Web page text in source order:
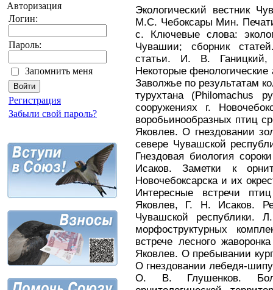
Авторизация
Логин:
Пароль:
Запомнить меня
Регистрация
Забыли свой пароль?
Экологический вестник
М.С. Чебоксары Мин.
с. Ключевые слова:
Чувашии; сборник
статьи. И. В.
Некоторые
Заволжье по результатам
турухтана (Philomachus
сооружениях г.
воробьинообразных птиц
Яковлев. О гнездовании
севере Чувашской
Гнездовая биология
Исаков. Заметки к
Новочебоксарска и их
Интересные встречи
Яковлев, Г. Н. Исаков.
Чувашской республики.
морфоструктурных
встрече лесного
Яковлев. О пребывании
О гнездовании лебедя-
О. В. Глушенков.